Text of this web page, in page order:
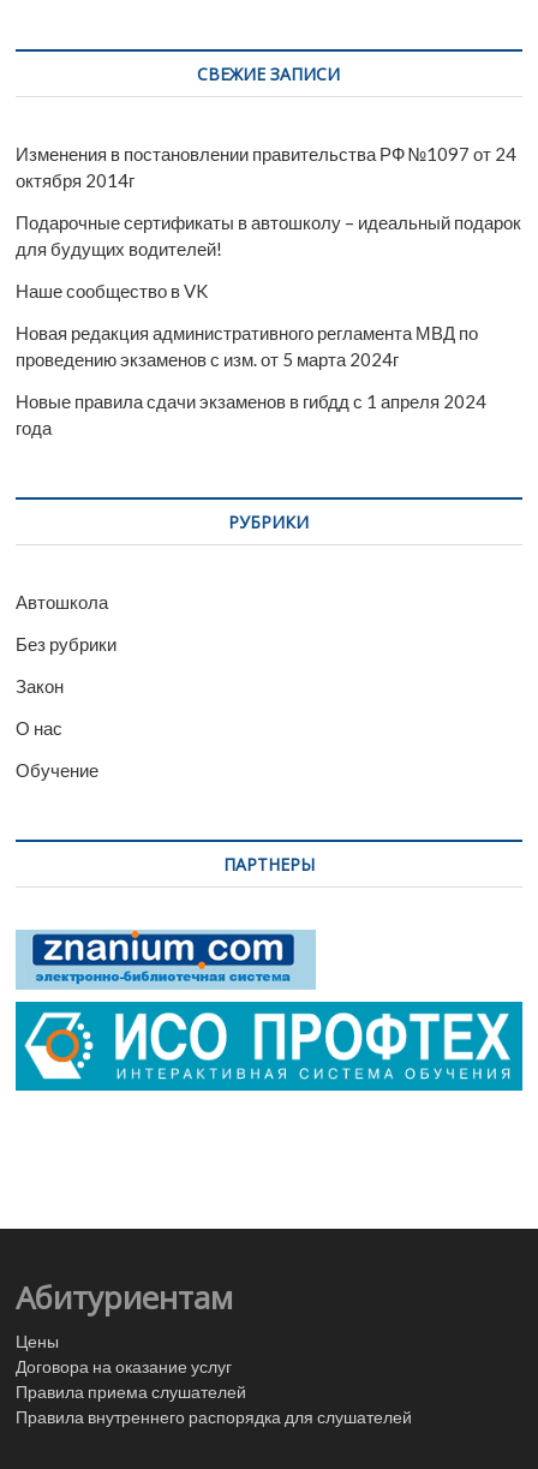
СВЕЖИЕ ЗАПИСИ
Изменения в постановлении правительства РФ №1097 от 24
октября 2014г
Подарочные сертификаты в автошколу – идеальный подарок
для будущих водителей!
Наше сообщество в VK
Новая редакция административного регламента МВД по
проведению экзаменов с изм. от 5 марта 2024г
Новые правила сдачи экзаменов в гибдд с 1 апреля 2024
года
РУБРИКИ
Автошкола
Без рубрики
Закон
О нас
Обучение
ПАРТНЕРЫ
Абитуриентам
Цены
Договора на оказание услуг
Правила приема слушателей
Правила внутреннего распорядка для слушателей